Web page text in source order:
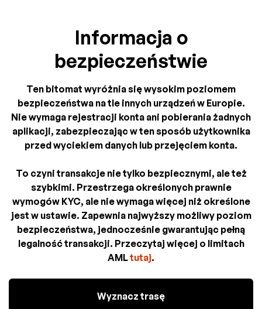
Informacja o
bezpieczeństwie
Ten bitomat wyróżnia się wysokim poziomem
bezpieczeństwa na tle innych urządzeń w Europie.
Nie wymaga rejestracji konta ani pobierania żadnych
aplikacji, zabezpieczając w ten sposób użytkownika
przed wyciekiem danych lub przejęciem konta.
To czyni transakcje nie tylko bezpiecznymi, ale też
szybkimi. Przestrzega określonych prawnie
wymogów KYC, ale nie wymaga więcej niż określone
jest w ustawie. Zapewnia najwyższy możliwy poziom
bezpieczeństwa, jednocześnie gwarantując pełną
legalność transakcji. Przeczytaj więcej o limitach
AMLtutaj.
Wyznacz trasę